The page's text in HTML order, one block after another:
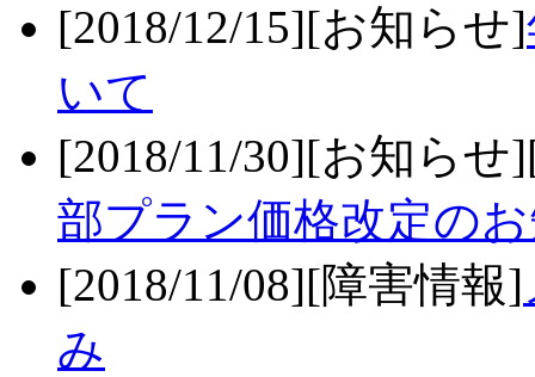
[2018/12/15][お知らせ]
いて
[2018/11/30][お知らせ
部プラン価格改定の
[2018/11/08][障害情報]
み